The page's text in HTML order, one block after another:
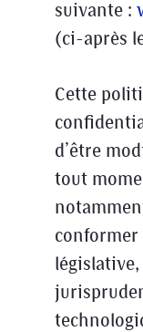
suivante :
(ci-après
Cette
d’être
tout
conformer